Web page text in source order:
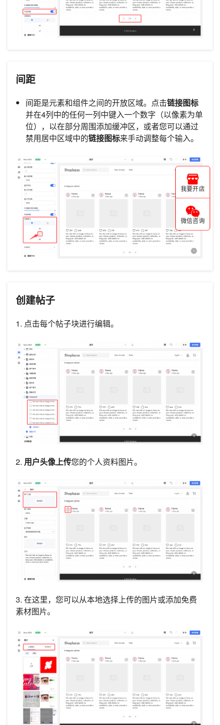
间距
间距是元素和组件之间的开放区域。点击链接图标
并在4列中的任何一列中键入一个数字（以像素为单
位），以在部分周围添加缓冲区，或者您可以通过
禁用居中区域中的链接图标来手动调整每个输入。
创建帖子
1. 点击每个帖子块进行编辑。
2. 用户头像上传您的个人资料图片。
3. 在这里，您可以从本地选择上传的图片或添加免费
素材图片。
我要开店
微信咨询